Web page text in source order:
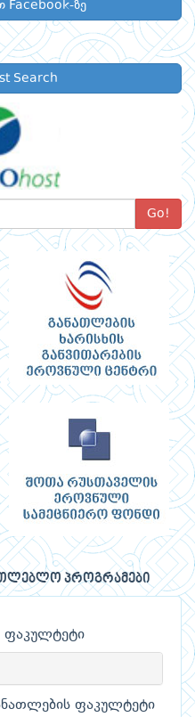
Facebook-ზე
Search
Go!
პროგრამები
ფაკულტეტი
ფაკულტეტი